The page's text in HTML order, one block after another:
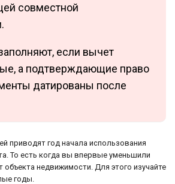
совместной
если вычет
а подтверждающие право
датированы после
приводят год начала использования
То есть когда вы впервые уменьшили
объекта недвижимости. Для этого изучайте
годы.